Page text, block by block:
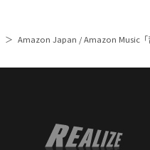
Amazon Japan / Amazon Music「